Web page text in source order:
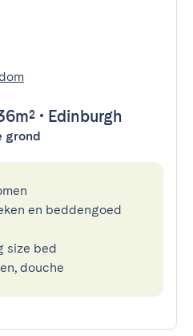
• Edinburgh
grond
en beddengoed
size bed
douche